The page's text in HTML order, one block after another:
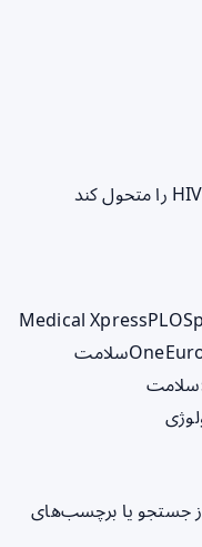
Medical XpressPLOS
Oneسلامت
سلامت
جستجو یا برچسب‌های